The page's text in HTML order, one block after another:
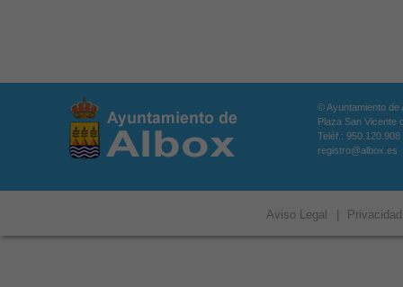
© Ayuntamiento de
Plaza San Vicente
Teléf.:
registro@albox.es
Aviso Legal Privacidad